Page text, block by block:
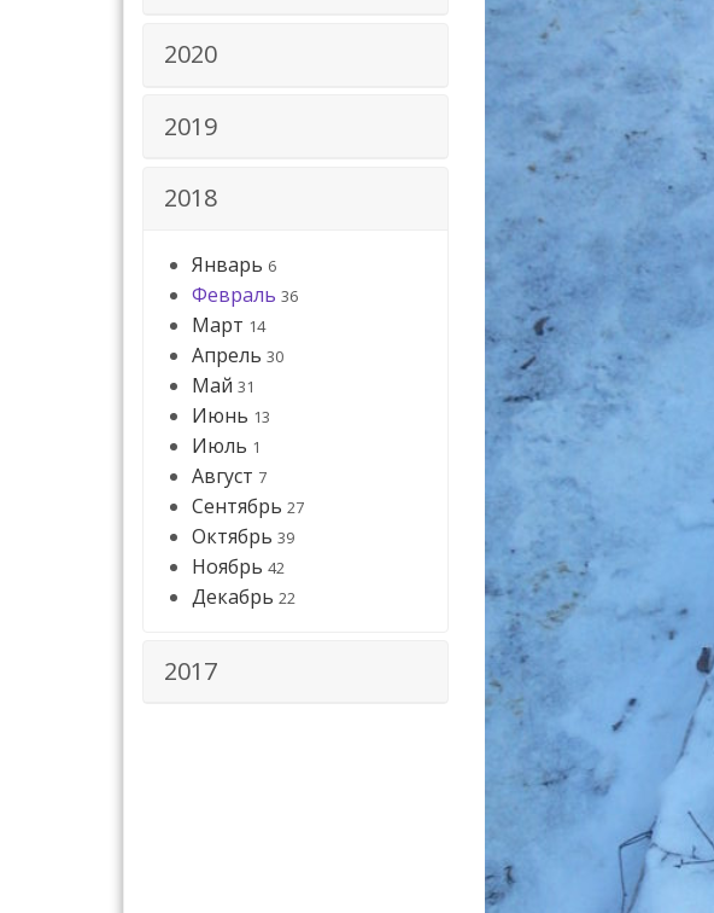
2020
2019
2018
Январь 6
Февраль 36
Март 14
Апрель 30
Май 31
Июнь 13
Июль 1
Август 7
Сентябрь 27
Октябрь 39
Ноябрь 42
Декабрь 22
2017